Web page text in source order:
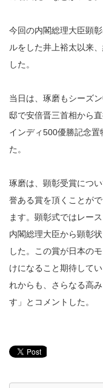
今回の内閣総理大臣顕
ルをした井上裕太以来
した。
当日は、琢磨もシーズ
邸で安倍晋三首相から
インディ500優勝記念
た。
琢磨は、顕彰受賞につ
誉ある賞を頂くことが
ます。顕彰式ではレー
内閣総理大臣から顕彰
した。この賞が日本の
けになること期待して
れからも、さらなる高
す」とコメントした。